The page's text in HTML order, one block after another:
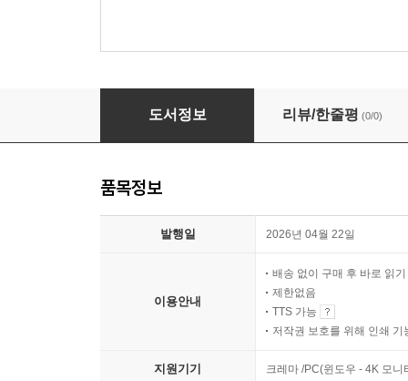
밀리터리 리뷰 이지 2605
도서정보 리뷰/한줄평 (0/0)
품목정보
발행일 2026년 04월 22일
이용안내
배송 없이 구매 후 바로 읽기
제한없음
TTS 가능
저작권 보호를 위해 인쇄 기
지원기기 크레마 /PC(윈도우 - 4K 모